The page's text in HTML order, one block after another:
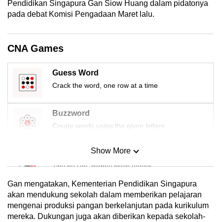
Pendidikan Singapura Gan Siow Huang dalam pidatonya
pada debat Komisi Pengadaan Maret lalu.
CNA Games
Guess Word
Crack the word, one row at a time
Buzzword
Create words using the given letters
Mini Sudoku
Tiny puzzle, mighty brain teaser
Mini Crossword
Small grid, big challenge
Show More
Gan mengatakan, Kementerian Pendidikan Singapura
akan mendukung sekolah dalam memberikan pelajaran
mengenai produksi pangan berkelanjutan pada kurikulum
mereka. Dukungan juga akan diberikan kepada sekolah-